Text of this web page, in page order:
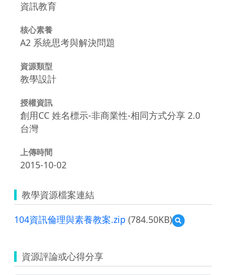
資訊教育
核心素養
A2 系統思考與解決問題
資源類型
教學設計
授權資訊
創用CC 姓名標示-非商業性-相同方式分享 2.0
台灣
上傳時間
2015-10-02
教學資源檔案連結
104資訊倫理與素養教案.zip (784.50KB)
預
覽
倫
資源評論或心得分享